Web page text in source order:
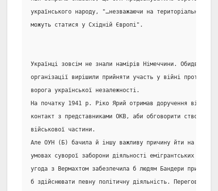
українського народу, "…незважаючи на територіальні і
можуть статися у Східній Європі".
Українці зовсім не знали намірів Німеччини. Обидві
організації вирішили прийняти участь у війні проти
ворога української незалежності.
На початку 1941 р. Ріко Ярий отримав доручення від
контакт з представниками ОКВ, аби обговорити створення
військової частини.
Але ОУН (Б) бачила й іншу важливу причину йти на угоду
умовах суворої заборони діяльності емігрантських
угода з Вермахтом забезпечила б людям Бандери
б здійснювати певну політичну діяльність. Переговори